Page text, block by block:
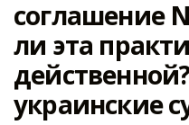
соглашение
ли эта
украинские